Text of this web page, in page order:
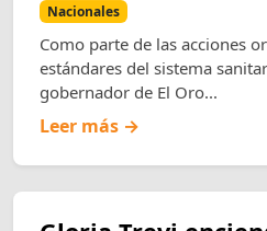
Nacionales
Como parte de las acciones
estándares del sistema
gobernador de El Oro...
Leer más →